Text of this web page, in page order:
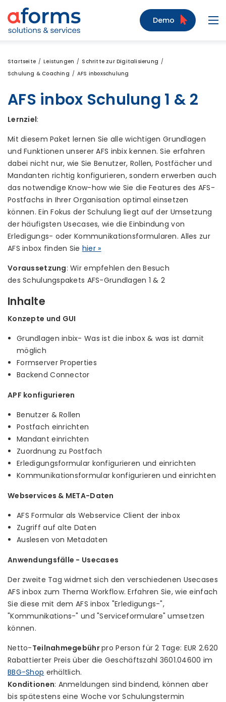
Zum Inhalt
Zum Menü
Zur Suche
Demo
Startseite Leistungen
Schritte zur Digitalisierung
Schulung & Coaching
AFS inboxschulung
AFS inbox Schulung 1 & 2
Lernziel:
Mit diesem Paket lernen Sie alle wichtigen Grundlagen
und Funktionen unserer AFS inbix kennen. Sie erfahren
dabei nicht nur, wie Sie Benutzer, Rollen, Postfächer und
Mandanten richtig konfigurieren, sondern erwerben auch
das notwendige Know-how wie Sie die Features des AFS-
Postfachs in Ihrer Organisation optimal einsetzen
können. Ein Fokus der Schulung liegt auf der Umsetzung
der häufigsten Usecases, wie die Einbindung von
Erledigungs- oder Kommunikationsformularen. Alles zur
AFS inbox finden Sie hier »
Voraussetzung: Wir empfehlen den Besuch
des Schulungspakets AFS-Grundlagen 1 & 2
Inhalte
Konzepte und GUI
Grundlagen inbix- Was ist die inbox & was ist damit
möglich
Formserver Properties
Backend Connector
APF konfigurieren
Benutzer & Rollen
Postfach einrichten
Mandant einrichten
Zuordnung zu Postfach
Erledigungsformular konfigurieren und einrichten
Kommunikationsformular konfigurieren und einrichten
Webservices & META-Daten
AFS Formular als Webservice Client der inbox
Zugriff auf alte Daten
Auslesen von Metadaten
Anwendungsfälle - Usecases
Der zweite Tag widmet sich den verschiedenen Usecases
AFS inbox zum Thema Workflow. Erfahren Sie, wie einfach
Sie diese mit dem AFS inbox "Erledigungs-",
"Kommunikations-" und "Serviceformulare" umsetzen
können.
Netto-Teilnahmegebührpro Person für 2 Tage: EUR 2.620
Rabattierter Preis über die Geschäftszahl 3601.04600 im
BBG-Shop erhältlich.
Konditionen: Anmeldungen sind bindend, können aber
bis spätestens eine Woche vor Schulungstermin